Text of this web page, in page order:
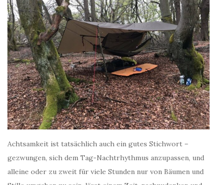
Achtsamkeit ist tatsächlich auch ein gutes Stichwort –
gezwungen, sich dem Tag-Nachtrhythmus anzupassen, und
alleine oder zu zweit für viele Stunden nur von Bäumen und